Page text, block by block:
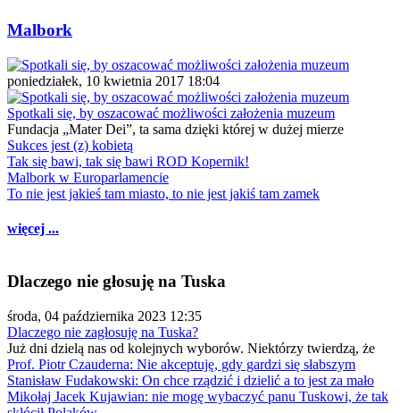
Malbork
poniedziałek, 10 kwietnia 2017 18:04
Spotkali się, by oszacować możliwości założenia muzeum
Fundacja „Mater Dei”, ta sama dzięki której w dużej mierze
Sukces jest (z) kobietą
Tak się bawi, tak się bawi ROD Kopernik!
Malbork w Europarlamencie
To nie jest jakieś tam miasto, to nie jest jakiś tam zamek
więcej ...
Dlaczego nie głosuję na Tuska
środa, 04 października 2023 12:35
Dlaczego nie zagłosuję na Tuska?
Już dni dzielą nas od kolejnych wyborów. Niektórzy twierdzą, że
Prof. Piotr Czauderna: Nie akceptuję, gdy gardzi się słabszym
Stanisław Fudakowski: On chce rządzić i dzielić a to jest za mało
Mikołaj Jacek Kujawian: nie mogę wybaczyć panu Tuskowi, że tak